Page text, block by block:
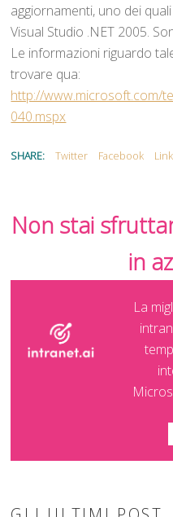
aggiornamenti, uno dei
Visual Studio .NET 2005.
Le informazioni riguardo
trovare qua:
http://www.microsoft.com/
040.mspx
SHARE: Twitter Facebook
Non stai
in
La